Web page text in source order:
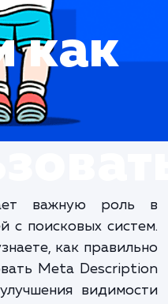
как
важную
с поисковых